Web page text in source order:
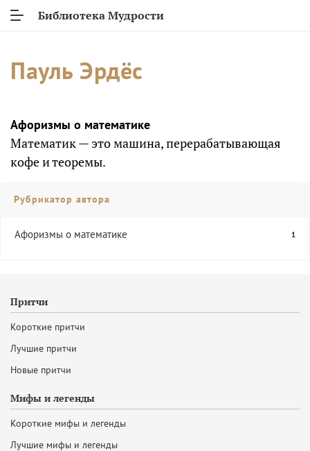
Библиотека Мудрости
Пауль Эрдёс
Афоризмы о математике
Математик — это машина, перерабатывающая
кофе и теоремы.
Рубрикатор автора
Афоризмы о математике 1
Притчи
Короткие притчи
Лучшие притчи
Новые притчи
Мифы и легенды
Короткие мифы и легенды
Лучшие мифы и легенды